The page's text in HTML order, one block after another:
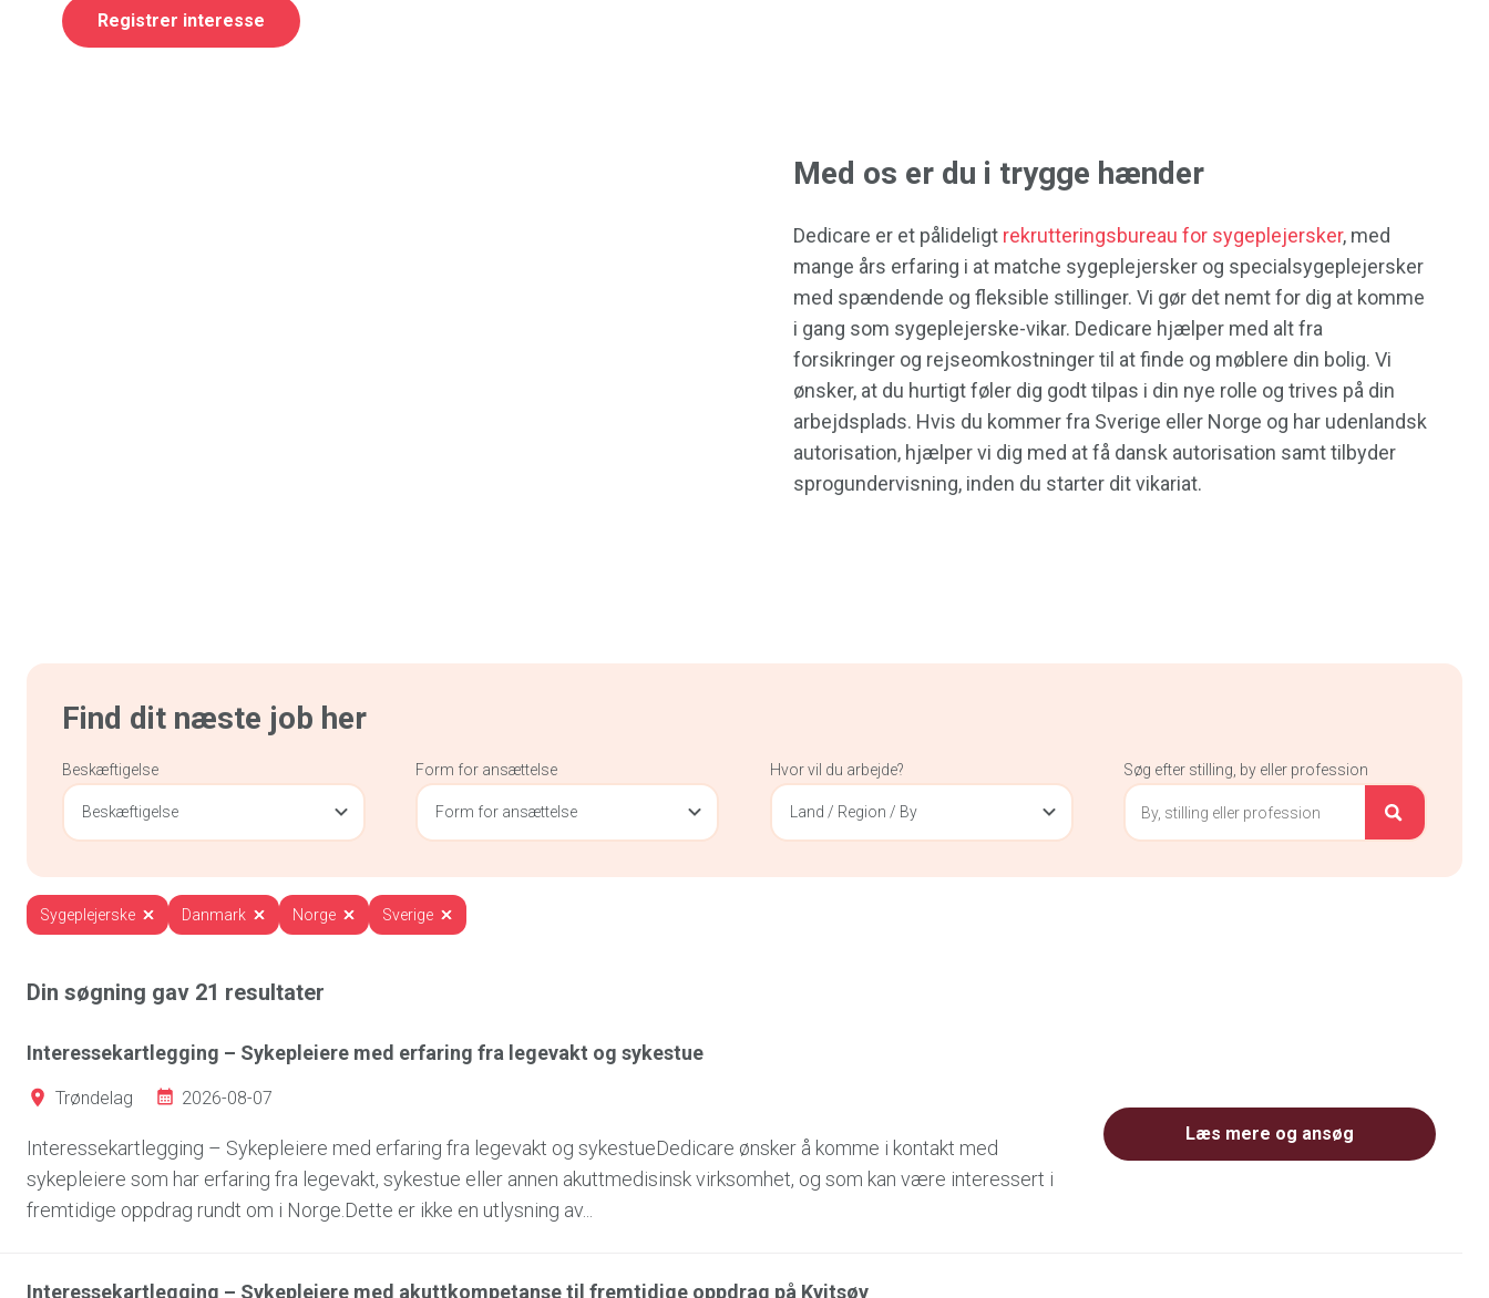
Registrer interesse
Med os er du i trygge hænder
Dedicare er et pålideligt rekrutteringsbureau for sygeplejersker, med
mange års erfaring i at matche sygeplejersker og specialsygeplejersker
med spændende og fleksible stillinger. Vi gør det nemt for dig at komme
i gang som sygeplejerske-vikar. Dedicare hjælper med alt fra
forsikringer og rejseomkostninger til at finde og møblere din bolig. Vi
ønsker, at du hurtigt føler dig godt tilpas i din nye rolle og trives på din
arbejdsplads. Hvis du kommer fra Sverige eller Norge og har udenlandsk
autorisation, hjælper vi dig med at få dansk autorisation samt tilbyder
sprogundervisning, inden du starter dit vikariat.
Find dit næste job her
Beskæftigelse
Beskæftigelse
Form for ansættelse
Form for ansættelse
Hvor vil du arbejde?
Land / Region / By
Søg efter stilling, by eller profession
Sygeplejerske Danmark Norge Sverige
Din søgning gav 21 resultater
Interessekartlegging – Sykepleiere med erfaring fra legevakt og sykestue
Trøndelag 2026-08-07
Interessekartlegging – Sykepleiere med erfaring fra legevakt og sykestueDedicare ønsker å komme i kontakt med
sykepleiere som har erfaring fra legevakt, sykestue eller annen akuttmedisinsk virksomhet, og som kan være interessert i
fremtidige oppdrag rundt om i Norge.Dette er ikke en utlysning av...
Læs mere og ansøg
Interessekartlegging – Sykepleiere med akuttkompetanse til fremtidige oppdrag på Kvitsøy